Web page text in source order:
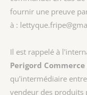
fournir une preuve
à :
Il est rappelé à
Perigord Commerce
qu'intermédiaire
vendeur des produits